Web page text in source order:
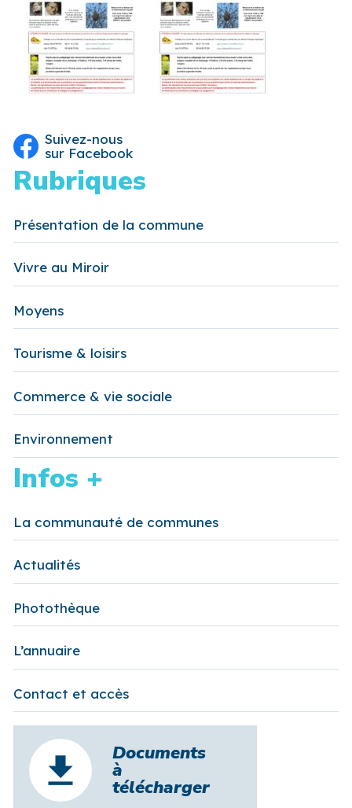
Suivez-nous
sur Facebook
Rubriques
Présentation de la commune
Vivre au Miroir
Moyens
Tourisme & loisirs
Commerce & vie sociale
Environnement
Infos +
La communauté de communes
Actualités
Photothèque
L’annuaire
Contact et accès
Documents
à
télécharger